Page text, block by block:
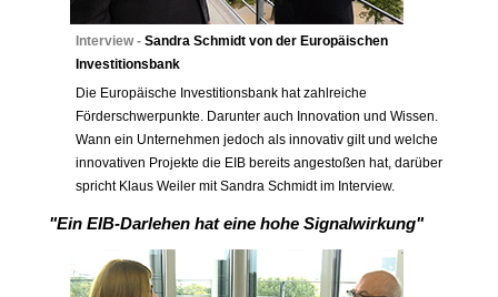
Interview - Sandra Schmidt von der Europäischen
Investitionsbank
Die Europäische Investitionsbank hat zahlreiche
Förderschwerpunkte. Darunter auch Innovation und Wissen.
Wann ein Unternehmen jedoch als innovativ gilt und welche
innovativen Projekte die EIB bereits angestoßen hat, darüber
spricht Klaus Weiler mit Sandra Schmidt im Interview.
"Ein EIB-Darlehen hat eine hohe Signalwirkung"